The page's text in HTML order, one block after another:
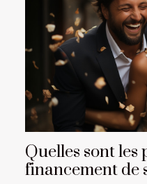
Quelles sont les
financement de